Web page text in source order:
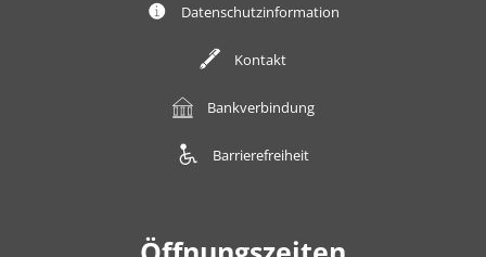
Datenschutzinformation
Kontakt
Bankverbindung
Barrierefreiheit